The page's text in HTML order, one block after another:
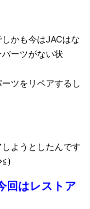
かも今はJACはな
ーツがない状
ツをリペアするし
ようとしたんです
回はレストア